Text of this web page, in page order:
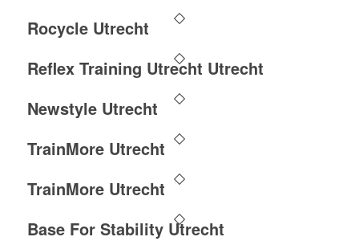
Rocycle Utrecht
Reflex Training Utrecht Utrecht
Newstyle Utrecht
TrainMore Utrecht
TrainMore Utrecht
Base For Stability Utrecht